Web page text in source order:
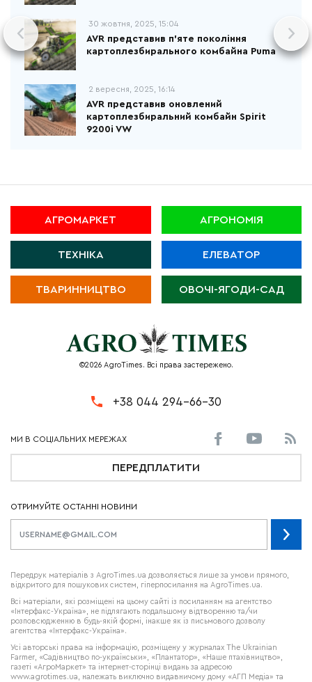
30 жовтня, 2025, 15:04
AVR представив п’яте покоління
картоплезбирального комбайна Puma
2 вересня, 2025, 16:14
AVR представив оновлений
картоплезбиральний комбайн Spirit
9200i VW
АГРОМАРКЕТ АГРОНОМІЯ
ТЕХНІКА ЕЛЕВАТОР
ТВАРИННИЦТВО ОВОЧІ-ЯГОДИ-САД
©2026 AgroTimes. Всі права застережено.
+38 044 294-66-30
ПЕРЕДПЛАТИТИ
ОТРИМУЙТЕ ОСТАННІ НОВИНИ
Передрук матеріалів з AgroTimes.ua дозволяється лише за умови прямого,
відкритого для пошукових систем, гіперпосилання на AgroTimes.ua.
Всі матеріали, які розміщені на цьому сайті із посиланням на агентство
«Інтерфакс-Україна», не підлягають подальшому відтворенню та/чи
розповсюдженню в будь-якій формі, інакше як із письмового дозволу
агентства «Інтерфакс-Україна».
Усі авторські права на інформацію, розміщену у журналах The Ukrainian
Farmer, «Садівництво по-українськи», «Плантатор», «Наше птахівництво»,
газеті «АгроМаркет» та інтернет-сторінці видань за адресою
www.agrotimes.ua, належать виключно видавничому дому «АГП Медіа» та